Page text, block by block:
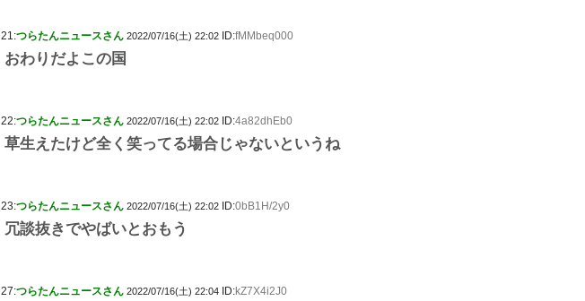
21:つらたんニュースさん 2022/07/16(土) 22:02 ID:fMMbeq000
おわりだよこの国
22:つらたんニュースさん 2022/07/16(土) 22:02 ID:4a82dhEb0
草生えたけど全く笑ってる場合じゃないというね
23:つらたんニュースさん 2022/07/16(土) 22:02 ID:0bB1H/2y0
冗談抜きでやばいとおもう
27:つらたんニュースさん 2022/07/16(土) 22:04 ID:kZ7X4i2J0